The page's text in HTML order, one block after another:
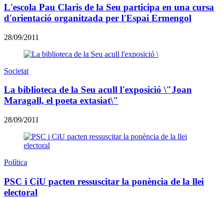
L'escola Pau Claris de la Seu participa en una cursa
d'orientació organitzada per l'Espai Ermengol
28/09/2011
Societat
La biblioteca de la Seu acull l'exposició \"Joan
Maragall, el poeta extasiat\"
28/09/2011
Política
PSC i CiU pacten ressuscitar la ponència de la llei
electoral